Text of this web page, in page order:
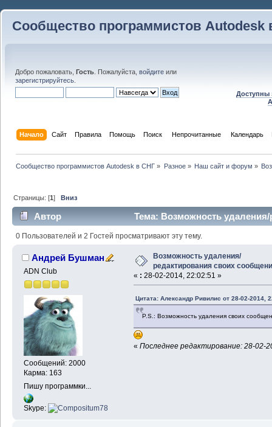
Сообщество программистов Autodesk
Добро пожаловать, Гость . Пожалуйста, войдите или
зарегистрируйтесь
Доступны
Начало Сайт Правила Помощь Поиск Непрочитанные Календарь
Сообщество программистов Autodesk в СНГ » Разное» Наш сайт и форум »
Страницы: [1]Вниз
Автор
Тема: Возможность
(Прочитано 22718 раз)
0 Пользователей и 2 Гостей просматривают эту тему.
Андрей Бушман
ADN Club
Сообщений: 2000
Карма: 163
Пишу программки...
Skype:
Возможность удаления/
редактирования своих
« : 28-02-2014, 22:02:51 »
Цитата: Александр Ривилис от 28-02-2014,
P.S.: Возможность удаления своих
« Последнее редактирование: 28-02-